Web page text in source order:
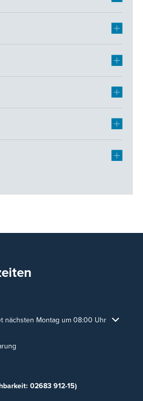
oder Schließzeiten auszublenden
nächsten Montag um 08:00 Uhr
02683 912-15)